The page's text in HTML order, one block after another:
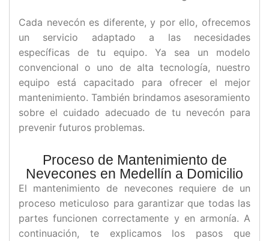
Cada nevecón es diferente, y por ello, ofrecemos
un servicio adaptado a las necesidades
específicas de tu equipo. Ya sea un modelo
convencional o uno de alta tecnología, nuestro
equipo está capacitado para ofrecer el mejor
mantenimiento. También brindamos asesoramiento
sobre el cuidado adecuado de tu nevecón para
prevenir futuros problemas.
Proceso de Mantenimiento de
Nevecones en Medellín a Domicilio
El mantenimiento de nevecones requiere de un
proceso meticuloso para garantizar que todas las
partes funcionen correctamente y en armonía. A
continuación, te explicamos los pasos que